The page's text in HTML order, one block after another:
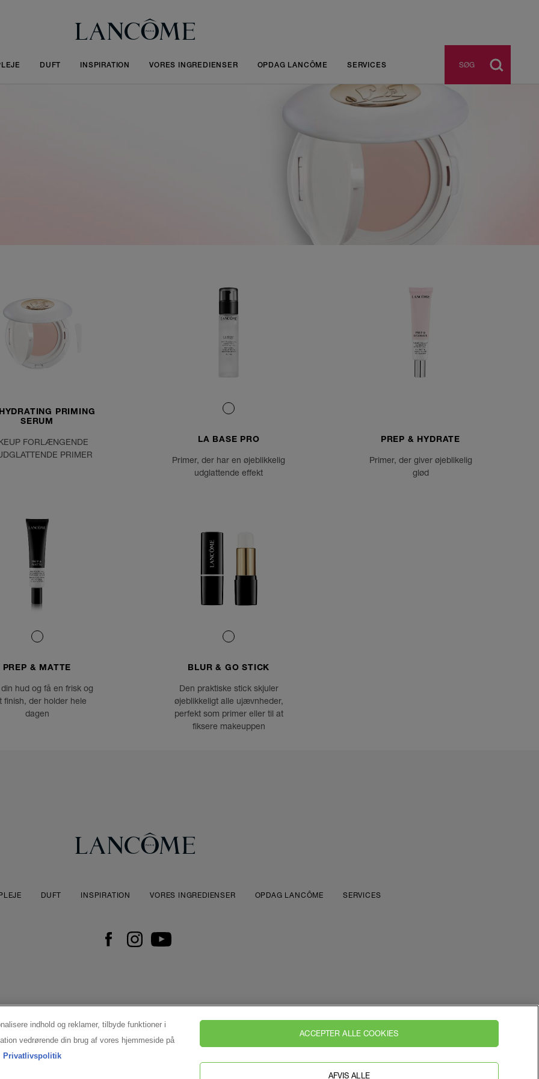
DUFT INSPIRATION VORES INGREDIENSER OPDAG LANCÔME SERVICES SØG
PRIMING
SERUM
FORLÆNGENDE
PRIMER
LA BASE PRO
Primer, der har en øjeblikkelig
udglattende effekt
PREP & HYDRATE
Primer, der giver øjeblikelig
glød
PREP & MATTE
hud og få en frisk og
finish, der holder hele
dagen
BLUR & GO STICK
Den praktiske stick skjuler
øjeblikkeligt alle ujævnheder,
perfekt som primer eller til at
fiksere makeuppen
DUFT INSPIRATION VORES INGREDIENSER OPDAG LANCÔME SERVICES
indhold og reklamer, tilbyde funktioner i
vedrørende din brug af vores hjemmeside på
Privatlivspolitik
AFVIS ALLE
ACCEPTER ALLE COOKIES